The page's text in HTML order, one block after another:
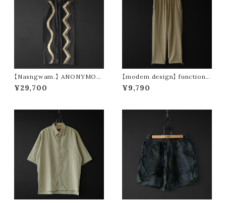
【Nasngwam.】 ANONYMOU
S PANTS (size S)
¥29,700
【modem design】 functional
drawstring pants (beige)
¥9,790